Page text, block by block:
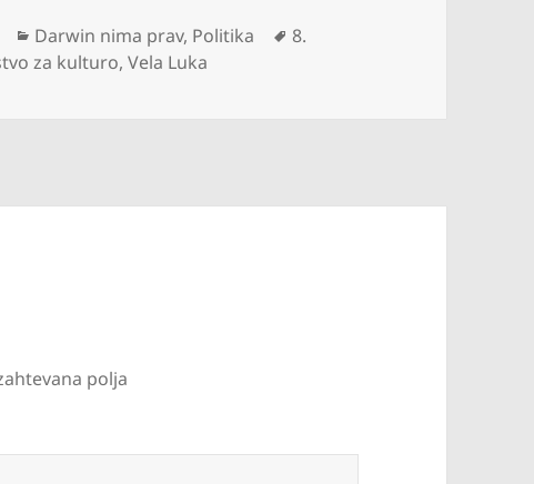
Kategorije
Darwin nima prav, Politika Oznake
8.
za kulturo,Vela Luka
polja